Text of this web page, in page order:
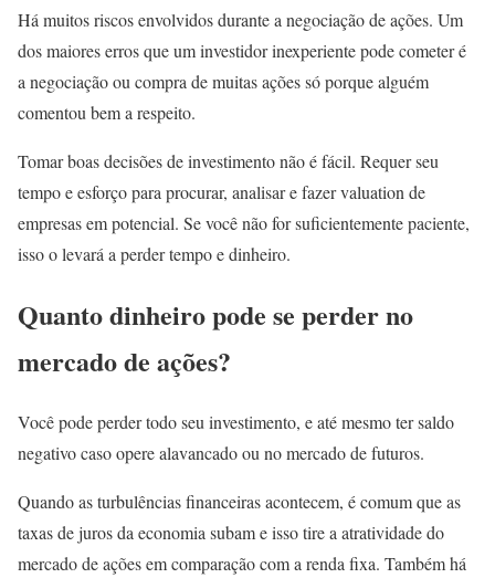
Há muitos riscos envolvidos durante a negociação de ações. Um
dos maiores erros que um investidor inexperiente pode cometer é
a negociação ou compra de muitas ações só porque alguém
comentou bem a respeito.
Tomar boas decisões de investimento não é fácil. Requer seu
tempo e esforço para procurar, analisar e fazer valuation de
empresas em potencial. Se você não for suficientemente paciente,
isso o levará a perder tempo e dinheiro.
Quanto dinheiro pode se perder no
mercado de ações?
Você pode perder todo seu investimento, e até mesmo ter saldo
negativo caso opere alavancado ou no mercado de futuros.
Quando as turbulências financeiras acontecem, é comum que as
taxas de juros da economia subam e isso tire a atratividade do
mercado de ações em comparação com a renda fixa. Também há